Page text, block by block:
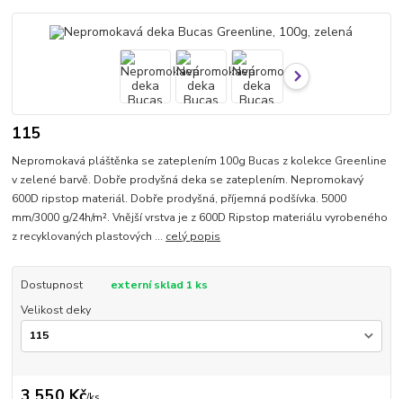
115
Nepromokavá pláštěnka se zateplením 100g Bucas z kolekce Greenline
v zelené barvě. Dobře prodyšná deka se zateplením. Nepromokavý
600D ripstop materiál. Dobře prodyšná, příjemná podšívka. 5000
mm/3000 g/24h/m². Vnější vrstva je z 600D Ripstop materiálu vyrobeného
z recyklovaných plastových ... celý popis
Dostupnost
externí sklad 1 ks
Velikost deky